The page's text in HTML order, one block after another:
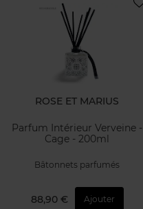
ROSE ET MARIUS
Parfum Intérieur Verveine -
Cage - 200ml
Bâtonnets parfumés
88,90 € Ajouter